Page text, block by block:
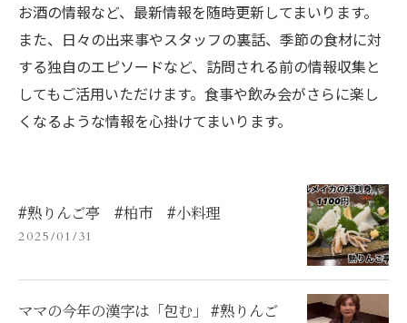
お酒の情報など、最新情報を随時更新してまいります。
また、日々の出来事やスタッフの裏話、季節の食材に対
する独自のエピソードなど、訪問される前の情報収集と
してもご活用いただけます。食事や飲み会がさらに楽し
くなるような情報を心掛けてまいります。
#熟りんご亭 #柏市 #小料理
2025/01/31
ママの今年の漢字は「包む」 #熟りんご